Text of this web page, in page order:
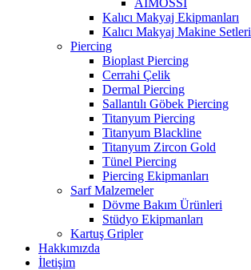
Kalıcı Makyaj Ekipmanları
Kalıcı Makyaj Makine Setleri
Piercing
Bioplast Piercing
Cerrahi Çelik
Dermal Piercing
Sallantılı Göbek Piercing
Titanyum Piercing
Titanyum Blackline
Titanyum Zircon Gold
Tünel Piercing
Piercing Ekipmanları
Sarf Malzemeler
Dövme Bakım Ürünleri
Stüdyo Ekipmanları
Kartuş Gripler
Hakkımızda
İletişim